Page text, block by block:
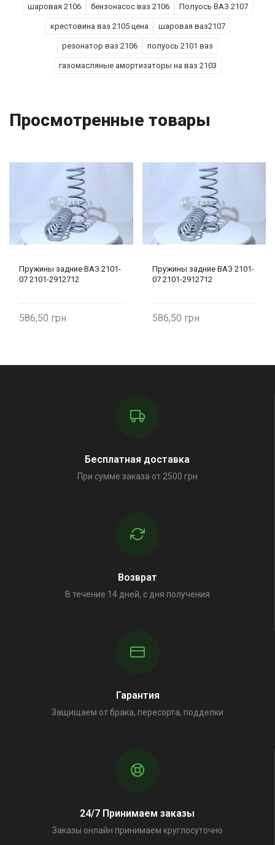
шаровая 2106 бензонасос ваз 2106 Полуось ВАЗ 2107
крестовина ваз 2105 цена шаровая ваз2107
резонатор ваз 2106 полуось 2101 ваз
газомасляные амортизаторы на ваз 2103
Просмотренные товары
Пружины задние ВАЗ 2101-
07 2101-2912712
586,50
Пружины задние ВАЗ 2101-
07 2101-2912712
586,50
Бесплатная доставка
При сумме заказа от 2500 грн
Возврат
В течение 14 дней, с дня получения
Гарантия
Защищаем от брака, пересорта, подделки
24/7 Принимаем заказы
Заказы онлайн принимаем круглосуточно